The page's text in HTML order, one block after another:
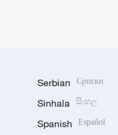
Serbian Српски
Sinhala සිංහල
Spanish Español